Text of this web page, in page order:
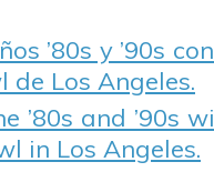
’80s y ’90s
Los Angeles.
’80s and ’90s
in Los Angeles.